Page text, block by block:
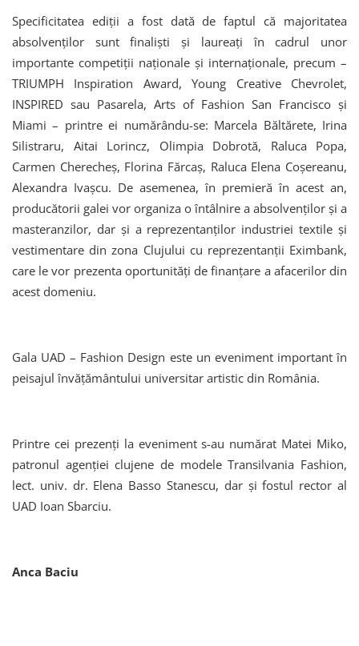
Specificitatea ediţii a fost dată de faptul că majoritatea
absolvenţilor sunt finalişti şi laureaţi în cadrul unor
importante competiţii naţionale şi internaţionale, precum –
TRIUMPH Inspiration Award, Young Creative Chevrolet,
INSPIRED sau Pasarela, Arts of Fashion San Francisco şi
Miami – printre ei numărându-se: Marcela Băltărete, Irina
Silistraru, Aitai Lorincz, Olimpia Dobrotă, Raluca Popa,
Carmen Cherecheş, Florina Fărcaş, Raluca Elena Coşereanu,
Alexandra Ivaşcu. De asemenea, în premieră în acest an,
producătorii galei vor organiza o întâlnire a absolvenţilor şi a
masteranzilor, dar şi a reprezentanţilor industriei textile şi
vestimentare din zona Clujului cu reprezentanţii Eximbank,
care le vor prezenta oportunităţi de finanţare a afacerilor din
acest domeniu.
Gala UAD – Fashion Design este un eveniment important în
peisajul învăţământului universitar artistic din România.
Printre cei prezenţi la eveniment s-au numărat Matei Miko,
patronul agenţiei clujene de modele Transilvania Fashion,
lect. univ. dr. Elena Basso Stanescu, dar şi fostul rector al
UAD Ioan Sbarciu.
Anca Baciu